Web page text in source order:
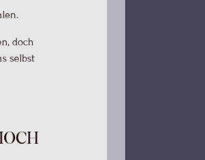
doch
selbst